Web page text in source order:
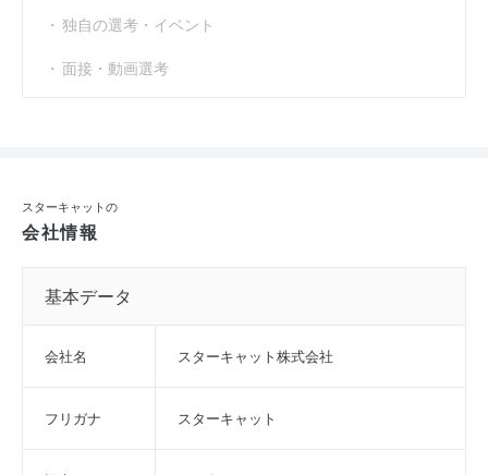
独自の選考・イベント
面接・動画選考
スターキャットの
会社情報
基本データ
会社名 スターキャット株式会社
フリガナ スターキャット